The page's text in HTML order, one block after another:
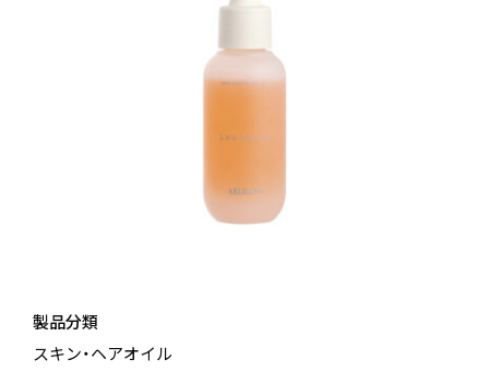
製品分類
スキン・ヘアオイル